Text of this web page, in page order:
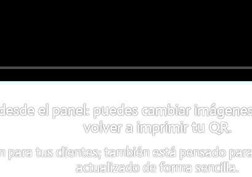
el panel: puedes cambiar
volver a imprimir tu QR.
para tus clientes; también está pensado
actualizado de forma sencilla.